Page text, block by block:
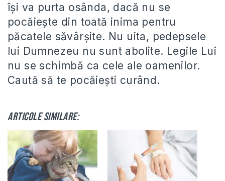
îşi va purta osânda, dacă nu se
pocăieşte din toată inima pentru
păcatele săvârşite. Nu uita, pedepsele
lui Dumnezeu nu sunt abolite. Legile Lui
nu se schimbă ca cele ale oamenilor.
Caută să te pocăieşti curând.
Articole similare: